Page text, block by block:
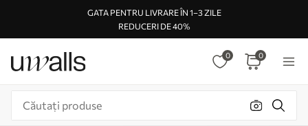
GATA PENTRU LIVRARE ÎN 1–3 ZILE
REDUCERI DE 40%
0 0